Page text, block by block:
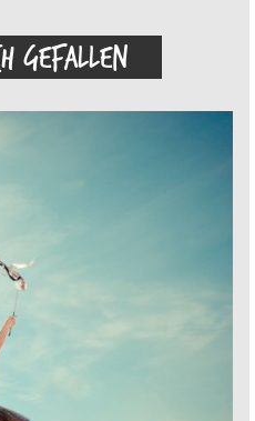
GEFALLEN